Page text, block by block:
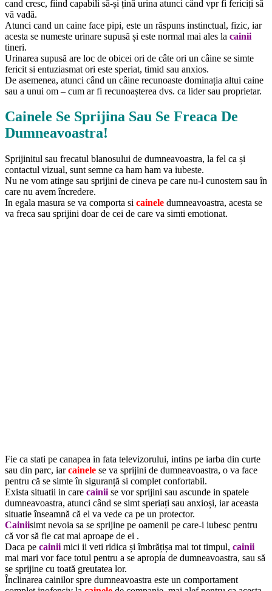
cand cresc, fiind capabili să-și țină urina atunci când vpr fi fericiți să
vă vadă.
Atunci cand un caine face pipi, este un răspuns instinctual, fizic, iar
acesta se numeste urinare supusă și este normal mai ales la cainii
tineri.
Urinarea supusă are loc de obicei ori de câte ori un câine se simte
fericit si entuziasmat ori este speriat, timid sau anxios.
De asemenea, atunci când un câine recunoaste dominația altui caine
sau a unui om – cum ar fi recunoașterea dvs. ca lider sau proprietar.
Cainele Se Sprijina Sau Se Freaca De
Dumneavoastra!
Sprijinitul sau frecatul blanosului de dumneavoastra, la fel ca și
contactul vizual, sunt semne ca ham ham va iubeste.
Nu ne vom atinge sau sprijini de cineva pe care nu-l cunostem sau în
care nu avem încredere.
In egala masura se va comporta si cainele dumneavoastra, acesta se
va freca sau sprijini doar de cei de care va simti emotionat.
Fie ca stati pe canapea in fata televizorului, intins pe iarba din curte
sau din parc, iarcainele se va sprijini de dumneavoastra, o va face
pentru că se simte în siguranță si complet confortabil.
Exista situatii in care cainii se vor sprijini sau ascunde in spatele
dumneavoastra, atunci când se simt speriați sau anxioși, iar aceasta
situatie înseamnă că el va vede ca pe un protector.
Cainiisimt nevoia sa se sprijine pe oamenii pe care-i iubesc pentru
că vor să fie cat mai aproape de ei .
Daca pe cainii mici ii veti ridica și îmbrățișa mai tot timpul, cainii
mai mari vor face totul pentru a se apropia de dumneavoastra, sau să
se sprijine cu toată greutatea lor.
Înclinarea cainilor spre dumneavoastra este un comportament